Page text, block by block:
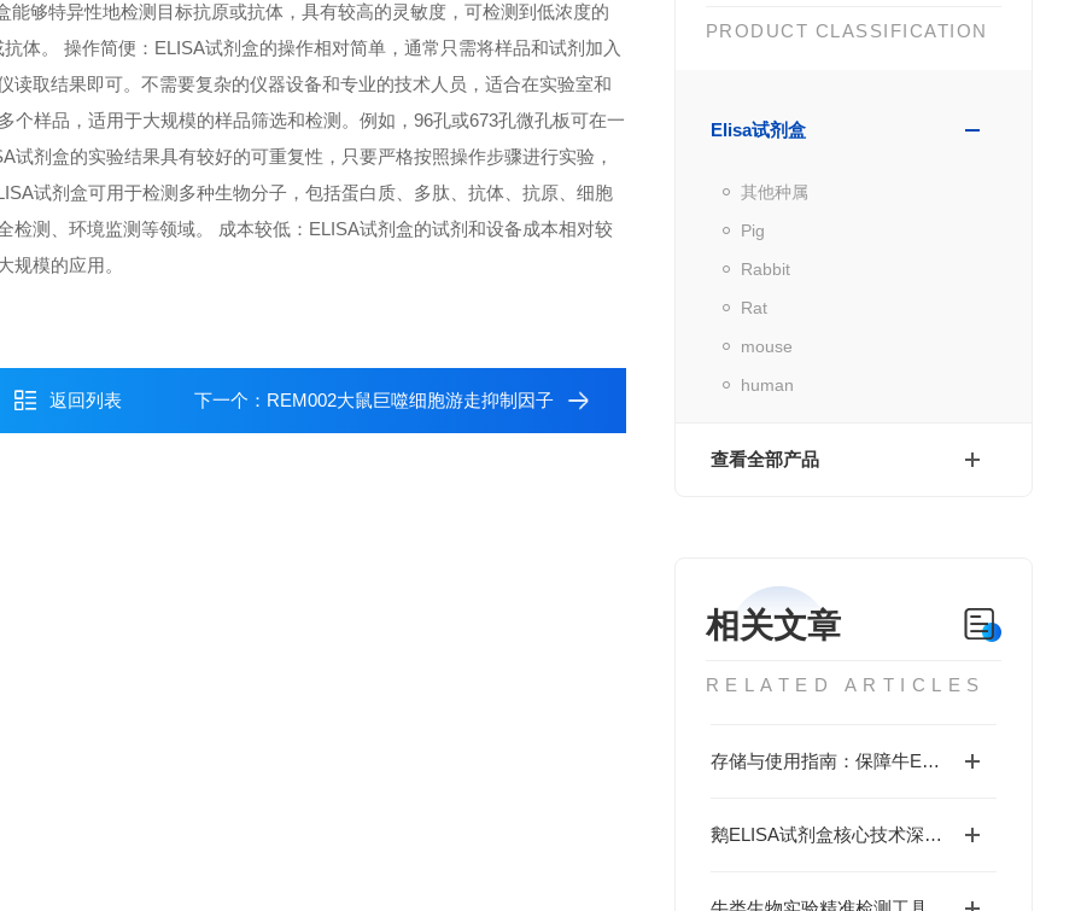
PRODUCT CLASSIFICATION
Elisa试剂盒
其他种属
Pig
Rabbit
Rat
mouse
human
查看全部产品
相关文章
RELATED ARTICLES
存储与使用指南：保障牛ELISA试剂盒检测性能的关键措施
鹅ELISA试剂盒核心技术深度解析：如何实现鹅源抗体与抗原的高特异性检测及精准定量分析？
够特异性地检测目标抗原或抗体，具有较高的灵敏度，可检测到低浓度的
体。 操作简便：ELISA试剂盒的操作相对简单，通常只需将样品和试剂加入
取结果即可。不需要复杂的仪器设备和专业的技术人员，适合在实验室和
样品，适用于大规模的样品筛选和检测。例如，96孔或673孔微孔板可在一
剂盒的实验结果具有较好的可重复性，只要严格按照操作步骤进行实验，
试剂盒可用于检测多种生物分子，包括蛋白质、多肽、抗体、抗原、细胞
测、环境监测等领域。 成本较低：ELISA试剂盒的试剂和设备成本相对较
规模的应用。
返回列表 下一个： REM002大鼠巨噬细胞游走抑制因子